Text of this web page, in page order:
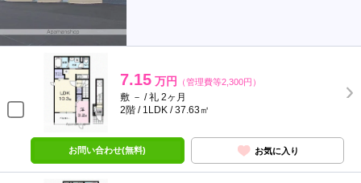
7.15 万円 （管理費等2,300円）
敷 － / 礼 2ヶ月
2階 / 1LDK / 37.63㎡
お問い合わせ(無料) お気に入り